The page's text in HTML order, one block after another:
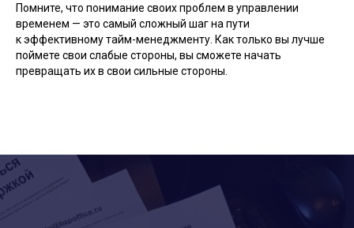
Помните, что понимание своих проблем в управлении
временем — это самый сложный шаг на пути
к эффективному тайм-менеджменту. Как только вы лучше
поймете свои слабые стороны, вы сможете начать
превращать их в свои сильные стороны.